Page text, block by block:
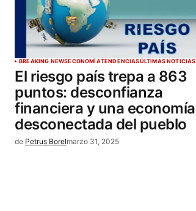
BREAKING NEWSECONOMÍATENDENCIASÚLTIMAS NOTICIAS
El riesgo país trepa a 863
puntos: desconfianza
financiera y una economía
desconectada del pueblo
de Petrus Borelmarzo 31, 2025